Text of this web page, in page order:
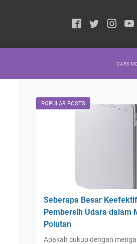
POPULAR POSTS
Seberapa Besar
Pembersih Udara dalam
Polutan
Apakah cukup dengan